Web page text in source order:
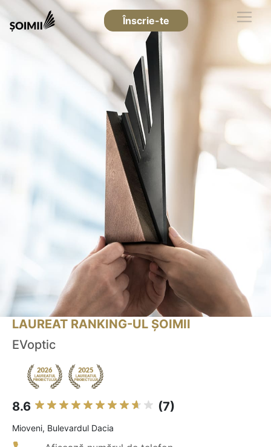
Înscrie-te
LAUREAT RANKING-UL ȘOIMII
EVoptic
8.6 (7)
Mioveni, Bulevardul Dacia